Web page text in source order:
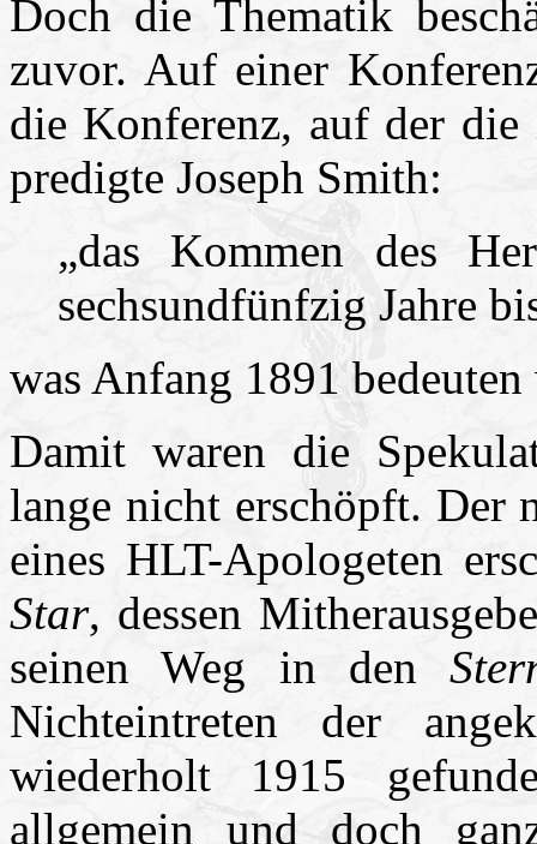
Doch die Thematik
zuvor. Auf einer
die Konferenz, auf der
predigte Joseph Smith:
„das Kommen des
sechsundfünfzig Jahre
was Anfang 1891
Damit waren die
lange nicht erschöpft. Der
eines HLT-Apologeten
Star, dessen
seinen Weg in den
Nichteintreten der
wiederholt 1915
allgemein und doch